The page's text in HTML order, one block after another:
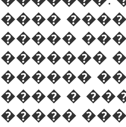
����
�����
�������
������
���� �
�����